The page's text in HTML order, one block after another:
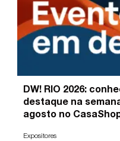
DW! RIO 2026:
destaque na
agosto no
Expositores